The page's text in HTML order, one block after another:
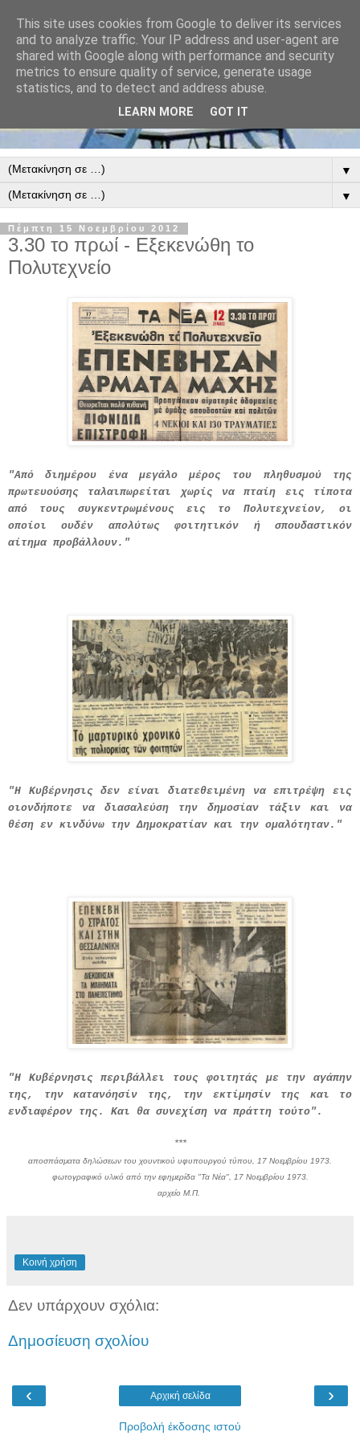
▼
▼
Πέμπτη 15 Νοεμβρίου 2012
3.30 το πρωί - Εξεκενώθη το
Πολυτεχνείο
"Από διημέρου ένα μεγάλο μέρος του πληθυσμού της
πρωτευούσης ταλαιπωρείται χωρίς να πταίη εις τίποτα
από τους συγκεντρωμένους εις το Πολυτεχνείον, οι
οποίοι ουδέν απολύτως φοιτητικόν ή σπουδαστικόν
αίτημα προβάλλουν."
"Η Κυβέρνησις δεν είναι διατεθειμένη να επιτρέψη εις
οιονδήποτε να διασαλεύση την δημοσίαν τάξιν και να
θέση εν κινδύνω την Δημοκρατίαν και την ομαλότηταν."
"Η Κυβέρνησις περιβάλλει τους φοιτητάς με την αγάπην
της, την κατανόησίν της, την εκτίμησίν της και το
ενδιαφέρον της. Και θα συνεχίση να πράττη τούτο".
***
αποσπάσματα δηλώσεων του χουντικού υφυπουργού τύπου, 17 Νοεμβρίου 1973.
φωτογραφικό υλικό από την εφημερίδα "Τα Νέα", 17 Νοεμβρίου 1973.
αρχείο Μ.Π.
Κοινή χρήση
Δεν υπάρχουν σχόλια:
Δημοσίευση σχολίου
‹ ›
Αρχική σελίδα
Προβολή έκδοσης ιστού
This site uses cookies from Google to deliver its services
and to analyze traffic. Your IP address and user-agent are
shared with Google along with performance and security
metrics to ensure quality of service, generate usage
statistics, and to detect and address abuse.
LEARN MORE GOT IT